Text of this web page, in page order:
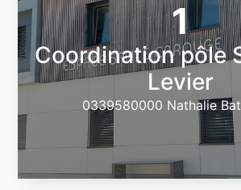
1
Coordination pôle
Levier
0339580000 Nathalie